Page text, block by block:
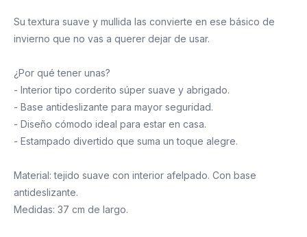
Su textura suave y mullida las convierte en ese básico de
invierno que no vas a querer dejar de usar.
¿Por qué tener unas?
- Interior tipo corderito súper suave y abrigado.
- Base antideslizante para mayor seguridad.
- Diseño cómodo ideal para estar en casa.
- Estampado divertido que suma un toque alegre.
Material: tejido suave con interior afelpado. Con base
antideslizante.
Medidas: 37 cm de largo.